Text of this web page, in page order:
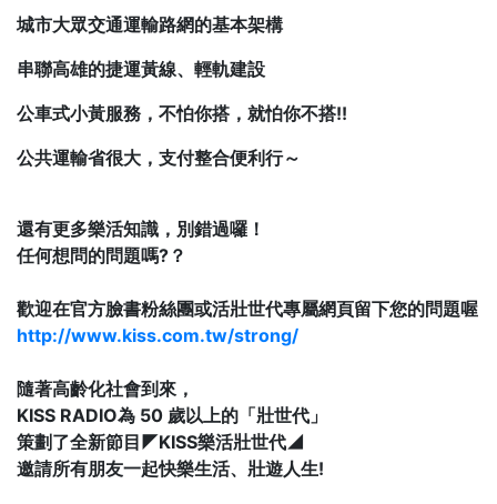
城市大眾交通運輸路網的基本架構
串聯高雄的捷運黃線、輕軌建設
公車式小黃服務，不怕你搭，就怕你不搭!!
公共運輸省很大，支付整合便利行～
還有更多樂活知識，別錯過囉！
任何想問的問題嗎?？
歡迎在官方臉書粉絲團或活壯世代專屬網頁留下您的問題喔
http://www.kiss.com.tw/strong/
隨著高齡化社會到來，
KISS RADIO為 50 歲以上的「壯世代」
策劃了全新節目◤KISS樂活壯世代◢
邀請所有朋友一起快樂生活、壯遊人生!